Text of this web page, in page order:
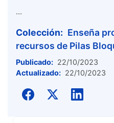
...
Colección: Enseña
recursos de Pilas
Publicado: 22/10/2023
Actualizado: 22/10/2023